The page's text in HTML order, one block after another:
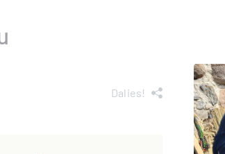
Dalies!